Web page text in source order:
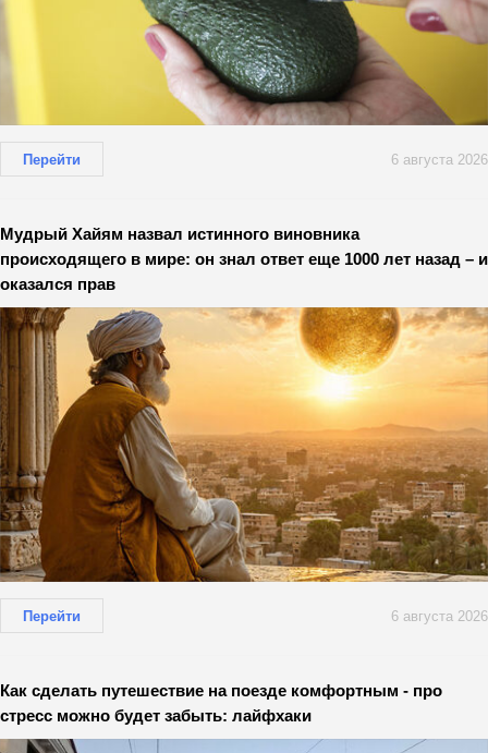
Перейти 6 августа 2026
Мудрый Хайям назвал истинного виновника
происходящего в мире: он знал ответ еще 1000 лет назад – и
оказался прав
Перейти 6 августа 2026
Как сделать путешествие на поезде комфортным - про
стресс можно будет забыть: лайфхаки